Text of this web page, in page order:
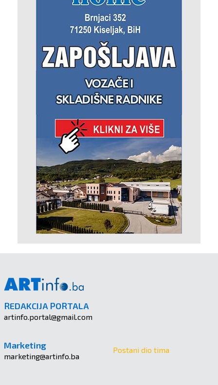
REDAKCIJA PORTALA
artinfo.portal@gmail.com
Marketing
marketing@artinfo.ba
Postani dio tima